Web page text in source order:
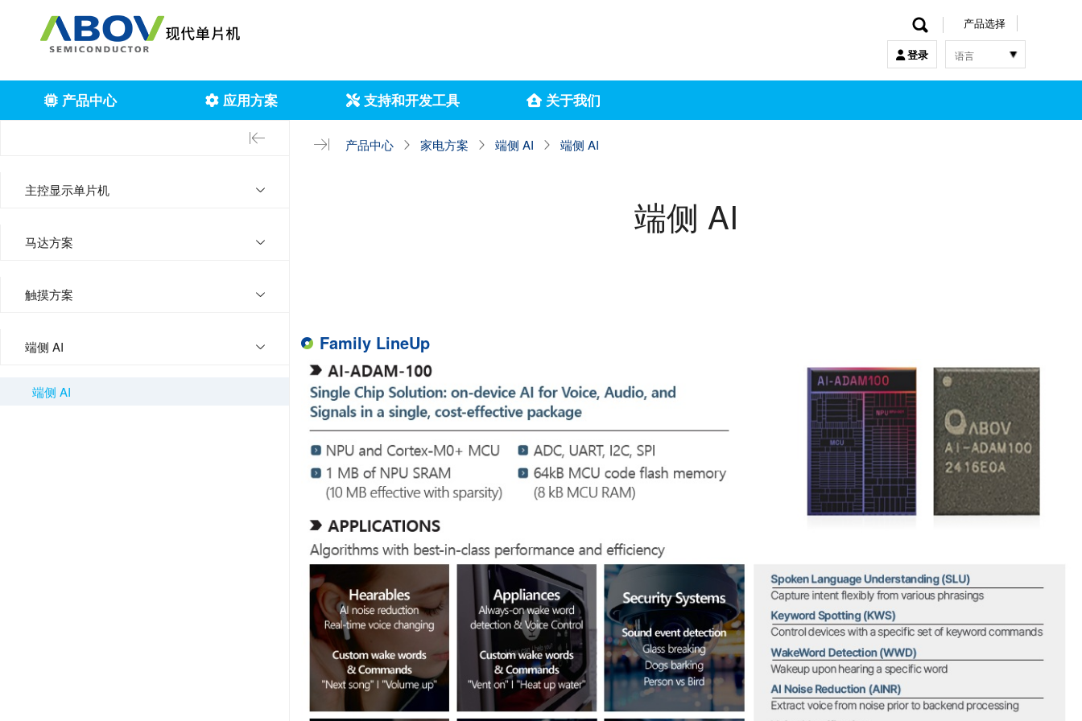
产品选择
登录 语言
한국어
中文
产品中心 应用方案 支持和开发工具 关于我们
产品中心 家电方案 端侧 AI 端侧 AI
主控显示单片机
马达方案
触摸方案
端侧 AI
端侧 AI
端侧 AI
Family LineUp